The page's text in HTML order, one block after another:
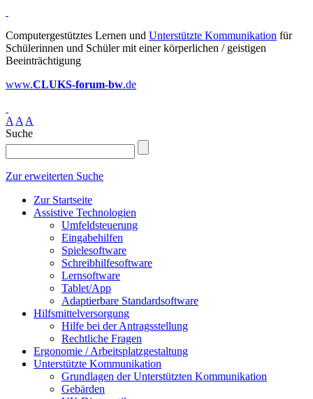
Computergestütztes Lernen und Unterstützte Kommunikation für
Schülerinnen und Schüler mit einer körperlichen / geistigen
Beeinträchtigung
www.CLUKS-forum-bw.de
A A A
Suche
Zur erweiterten Suche
Zur Startseite
Assistive Technologien
Umfeldsteuerung
Eingabehilfen
Spielesoftware
Schreibhilfesoftware
Lernsoftware
Tablet/App
Adaptierbare Standardsoftware
Hilfsmittelversorgung
Hilfe bei der Antragsstellung
Rechtliche Fragen
Ergonomie / Arbeitsplatzgestaltung
Unterstützte Kommunikation
Grundlagen der Unterstützten Kommunikation
Gebärden